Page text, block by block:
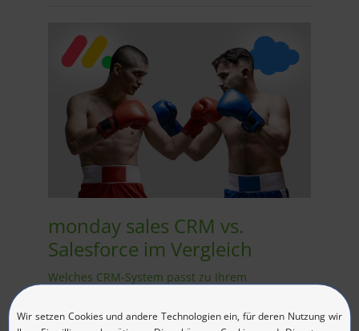
monday sales CRM vs.
Salesforce im Vergleich
Welches CRM-System passt zu Ihrem